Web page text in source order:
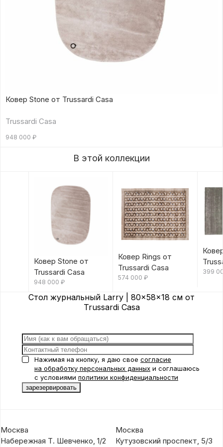
Ковер Stone от Trussardi Casa
Trussardi Casa
948 000 ₽
В этой коллекции
Ковер Stone от
Trussardi Casa
948 000 ₽
Ковер Rings от
Trussardi Casa
574 000 ₽
399
Стол журнальный Larry | 80x58x18 см от
Trussardi Casa
Нажимая на кнопку, я даю свое согласие
на обработку персональных данных и соглашаюсь
с условиями политики конфиденциальности
Москва
Набережная Т. Шевченко, 1/2
Москва
Кутузовский проспект, 5/3